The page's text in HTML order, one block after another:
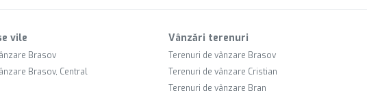
vile
Brasov
Brasov, Central
Vânzări terenuri
Terenuri de vânzare Brasov
Terenuri de vânzare Cristian
Terenuri de vânzare Bran